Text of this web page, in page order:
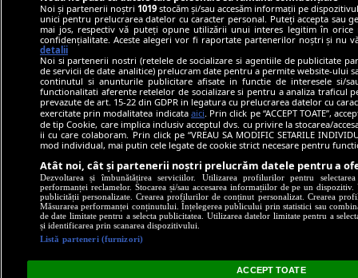
Noi și partenerii noștri 1019stocăm și/sau accesăm informații pe
unici pentru prelucrarea datelor cu caracter personal. Puteți accepta sau
mai jos, respectiv vă puteți opune utilizării unui interes legitim în
confidențialitate. Aceste alegeri vor fi raportate partenerilor noștri și nu
detalii
Noi si partenerii nostri (retelele de socializare si agentiile de publicitate
de servicii de date analitice) prelucram date pentru a permite website-ului
continutul si anunturile publicitare afisate in functie de interesele si/
functionalitati aferente retelelor de socializare si pentru a analiza traficul
prevazute de art. 15-22 din GDPR in legatura cu prelucrarea datelor cu
exercitate prin modalitatea indicata aici . Prin click pe “ACCEPT TOATE”,
de tip Cookie, care implica inclusiv acceptul dvs. cu privire la stocarea/
ii cu care colaboram. Prin click pe “VREAU SA MODIFIC SETARILE
mod individual, mai putin cele legate de cookie strict necesare pentru
Atât noi, cât și partenerii noștri prelucrăm datele pentru a
Dezvoltarea și îmbunătățirea serviciilor. Utilizarea profilurilor pentru
performanței reclamelor. Stocarea și/sau accesarea informațiilor de pe un
publicității personalizate. Crearea profilurilor de conținut personalizat. Crearea
Măsurarea performanței conținutului. Înțelegerea publicului prin statistici sau
de date limitate pentru a selecta publicitatea. Utilizarea datelor limitate pentru a
și identificarea prin scanarea dispozitivului.
Listă parteneri (furnizori)
ACCEPT TOATE